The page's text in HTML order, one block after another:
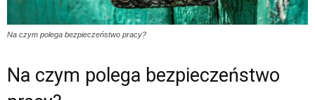
Na czym polega bezpieczeństwo pracy?
Na czym polega bezpieczeństwo